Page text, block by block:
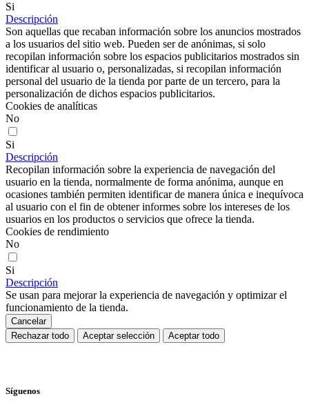
Si
Descripción
Son aquellas que recaban información sobre los anuncios mostrados
a los usuarios del sitio web. Pueden ser de anónimas, si solo
recopilan información sobre los espacios publicitarios mostrados sin
identificar al usuario o, personalizadas, si recopilan información
personal del usuario de la tienda por parte de un tercero, para la
personalización de dichos espacios publicitarios.
Cookies de analíticas
No
Si
Descripción
Recopilan información sobre la experiencia de navegación del
usuario en la tienda, normalmente de forma anónima, aunque en
ocasiones también permiten identificar de manera única e inequívoca
al usuario con el fin de obtener informes sobre los intereses de los
usuarios en los productos o servicios que ofrece la tienda.
Cookies de rendimiento
No
Si
Descripción
Se usan para mejorar la experiencia de navegación y optimizar el
funcionamiento de la tienda.
Cancelar
Rechazar todo
Aceptar selección Aceptar todo
Síguenos